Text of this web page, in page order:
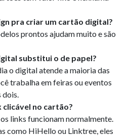
pra criar um cartão digital?
prontos ajudam muito e são
substitui o de papel?
o digital atende a maioria das
trabalha em feiras ou eventos
dois.
clicável no cartão?
links funcionam normalmente.
como HiHello ou Linktree, eles